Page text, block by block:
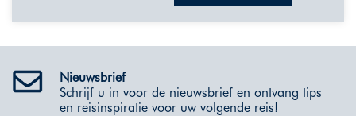
Nieuwsbrief
Schrijf u in voor de nieuwsbrief en ontvang tips
en reisinspiratie voor uw volgende reis!